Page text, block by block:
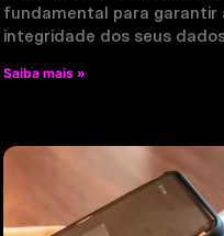
fundamental para garantir
integridade dos seus
Saiba mais »